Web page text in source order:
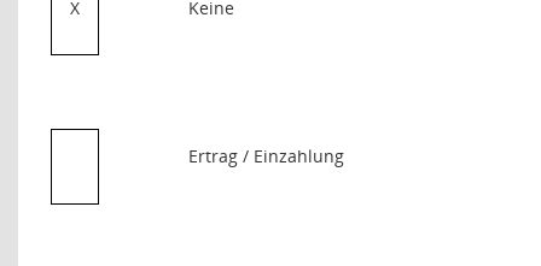
X Keine
Ertrag / Einzahlung